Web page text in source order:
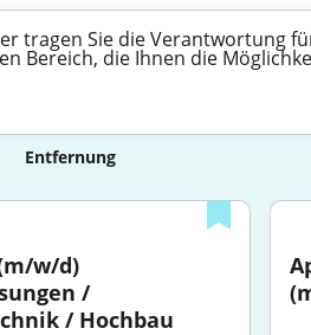
tragen Sie die Verantwortung
Bereich, die Ihnen die
Entfernung
w/d)
/
/ Hochbau